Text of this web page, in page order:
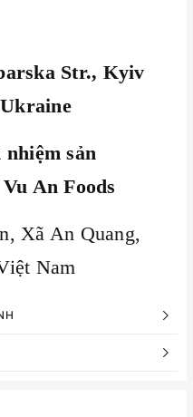
Str., Kyiv
sản
An Foods
Xã An Quang,
Nam